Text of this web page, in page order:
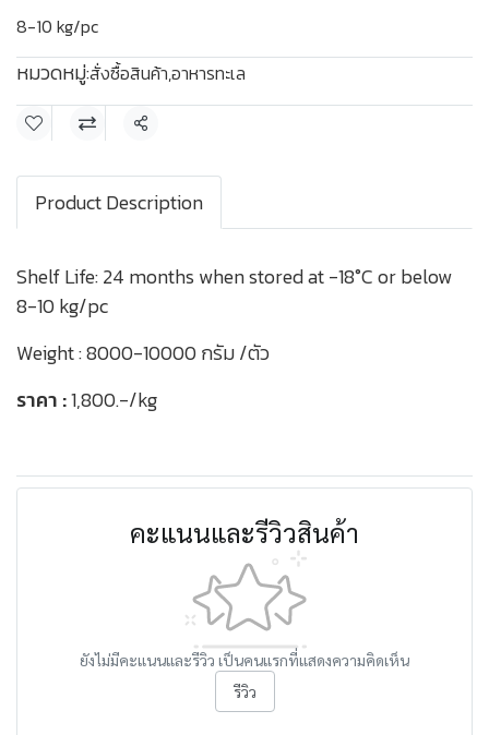
8-10 kg/pc
หมวดหมู่:สั่งซื้อสินค้า,อาหารทะเล
แชร์
Product Description
Shelf Life: 24 months when stored at -18°C or below
8-10 kg/pc
Weight : 8000-10000 กรัม /ตัว
ราคา :1,800.-/kg
คะแนนและรีวิวสินค้า
ยังไม่มีคะแนนและรีวิว เป็นคนแรกที่แสดงความคิดเห็น
รีวิว